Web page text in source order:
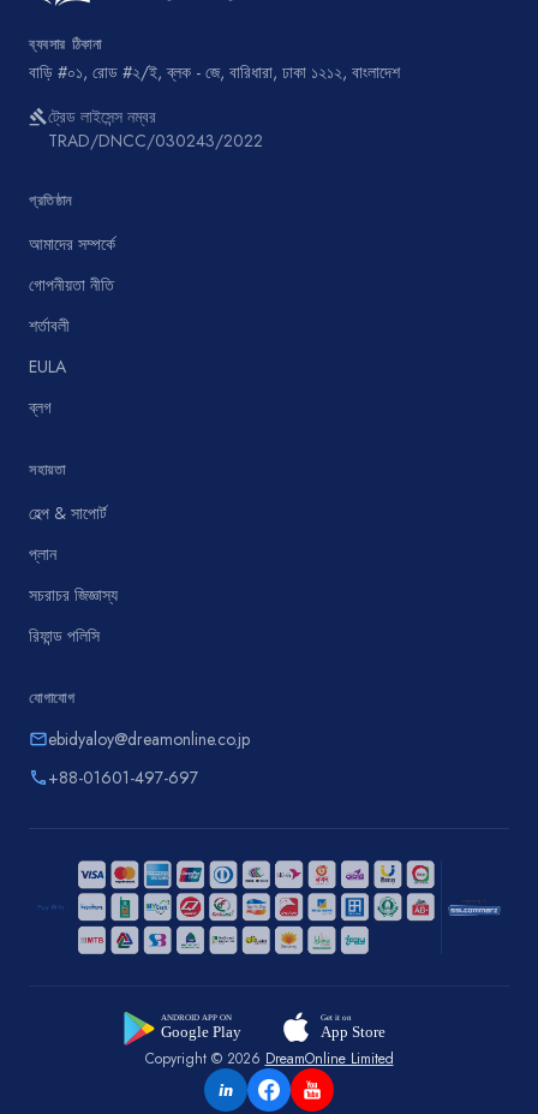
ব্যবসার ঠিকানা
বাড়ি #০১, রোড #২/ই, ব্লক - জে, বারিধারা, ঢাকা ১২১২, বাংলাদেশ
gavelট্রেড লাইসেন্স নম্বর
TRAD/DNCC/030243/2022
প্রতিষ্ঠান
আমাদের সম্পর্কে
গোপনীয়তা নীতি
শর্তাবলী
EULA
ব্লগ
সহায়তা
হেল্প & সাপোর্ট
প্লান
সচরাচর জিজ্ঞাস্য
রিফান্ড পলিসি
যোগাযোগ
emailebidyaloy@dreamonline.co.jp
phone+88-01601-497-697
Copyright © 2026 DreamOnline Limited
in